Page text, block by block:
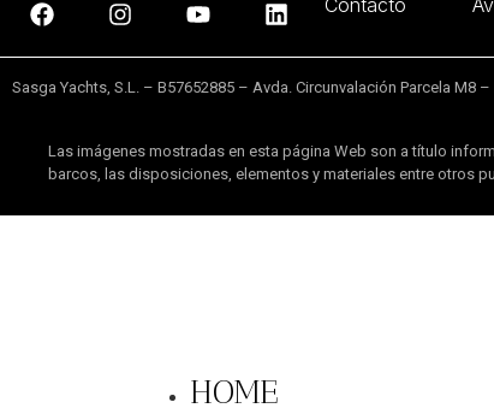
Contacto
Sasga Yachts, S.L. – B57652885 – Avda. Circunvalación Parcela
Las imágenes mostradas en esta página Web son a título
barcos, las disposiciones, elementos y materiales entre otros
HOME